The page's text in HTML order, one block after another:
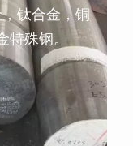
钛合金，铜
特殊钢。